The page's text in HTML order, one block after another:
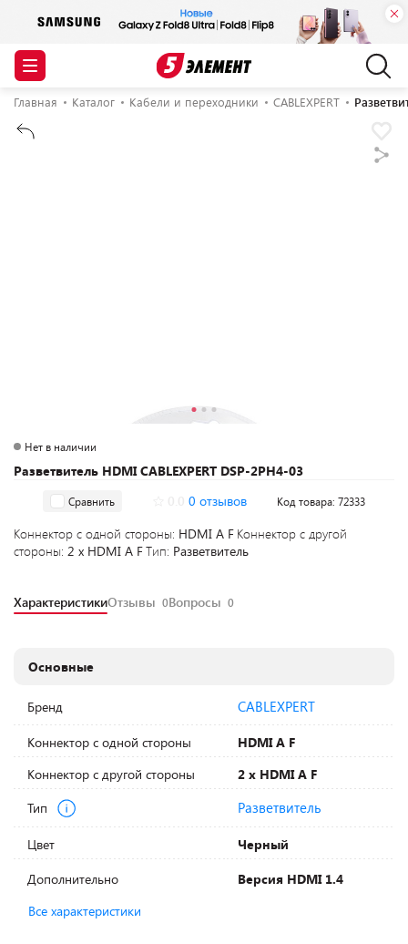
Главная Каталог Кабели и переходники CABLEXPERT
Разветвитель HDMI CABLEXPERT DSP-2PH4-03
Нет в наличии
Сравнить 0 отзывов Код товара: 72333
Коннектор с одной стороны: HDMI A F Коннектор с другой
стороны: 2 x HDMI A FТип: Разветвитель
ХарактеристикиОтзывы 0Вопросы 0
Основные
Бренд CABLEXPERT
Коннектор с одной стороны
HDMI A F
Коннектор с другой стороны
2 x HDMI A F
Тип
Разветвитель
Цвет
Черный
Дополнительно
Версия HDMI 1.4
Все характеристики